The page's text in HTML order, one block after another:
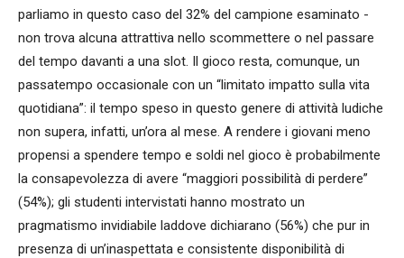
parliamo in questo caso del 32% del campione esaminato -
non trova alcuna attrattiva nello scommettere o nel passare
del tempo davanti a una slot. Il gioco resta, comunque, un
passatempo occasionale con un “limitato impatto sulla vita
quotidiana”: il tempo speso in questo genere di attività ludiche
non supera, infatti, un’ora al mese. A rendere i giovani meno
propensi a spendere tempo e soldi nel gioco è probabilmente
la consapevolezza di avere “maggiori possibilità di perdere”
(54%); gli studenti intervistati hanno mostrato un
pragmatismo invidiabile laddove dichiarano (56%) che pur in
presenza di un’inaspettata e consistente disponibilità di